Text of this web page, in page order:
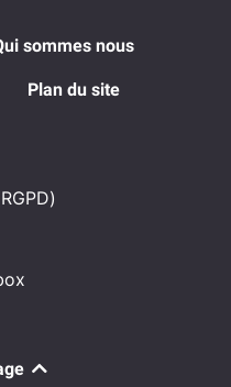
sommes nous
Plan du site